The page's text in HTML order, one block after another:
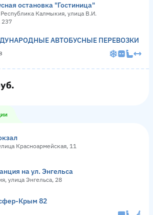
остановка "Гостиница"
Калмыкия, улица В.И.
237
АВТОБУСНЫЕ ПЕРЕВОЗКИ
Красноармейская, 11
на ул. Энгельса
улица Энгельса, 28
Крым 82